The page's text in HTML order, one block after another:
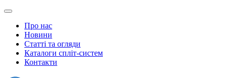
Про нас
Новини
Статті та огляди
Каталоги спліт-систем
Контакти